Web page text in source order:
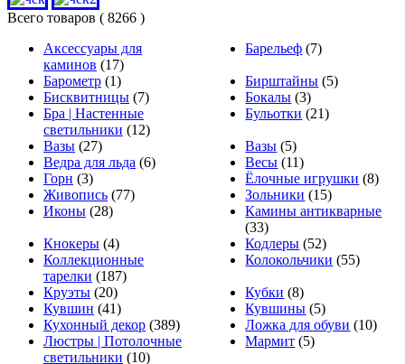
Всего товаров ( 8266 )
Аксессуары для
каминов (17)
Барельеф (7)
Барометр (1) Бирштайны (5)
Бисквитницы (7) Бокалы (3)
Бра | Настенные
светильники (12)
Бульотки (21)
Вазы (27) Вазы (5)
Ведра для льда (6) Весы (11)
Горн (3) Ёлочные игрушки (8)
Живопись (77) Зольники (15)
Иконы (28)
Камины антикварные
(33)
Кнокеры (4) Кодлеры (52)
Коллекционные
тарелки (187)
Колокольчики (55)
Круэты (20) Кубки (8)
Кувшин (41) Кувшины (5)
Кухонный декор (389) Ложка для обуви (10)
Люстры | Потолочные
светильники (10)
Мармит (5)